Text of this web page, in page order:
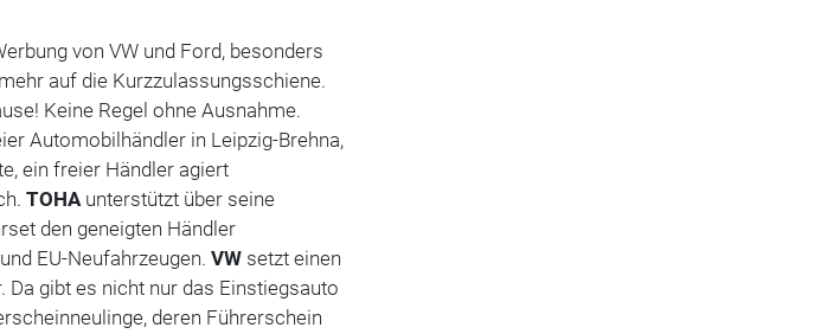
von VW und Ford, besonders
auf die Kurzzulassungsschiene.
Keine Regel ohne Ausnahme.
Automobilhändler in Leipzig-Brehna,
ein freier Händler agiert
TOHA unterstützt über seine
den geneigten Händler
EU-Neufahrzeugen. VWsetzt einen
Da gibt es nicht nur das Einstiegsauto
deren Führerschein